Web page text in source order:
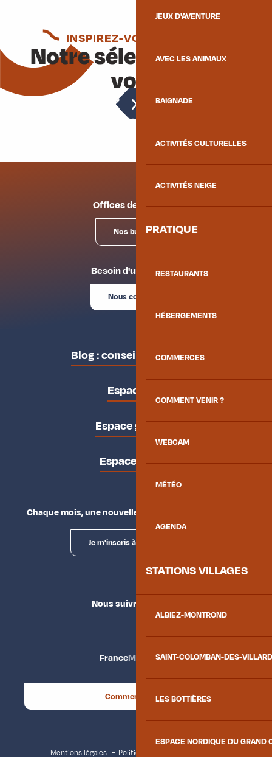
JEUX D'AVENTURE
AVEC LES ANIMAUX
BAIGNADE
ACTIVITÉS CULTURELLES
ACTIVITÉS NEIGE
PRATIQUE
RESTAURANTS
HÉBERGEMENTS
COMMERCES
COMMENT VENIR ?
WEBCAM
MÉTÉO
AGENDA
STATIONS VILLAGES
ALBIEZ-MONTROND
SAINT-COLOMBAN-DES-
LES BOTTIÈRES
ESPACE NORDIQUE DU GRAND
INSPIREZ-VOUS ENCORE
Notre sélection pour
vous
Activités culturelles
Offices de tourisme
Nos bureaux
Besoin d'un conseil ?
Nous contacter
Blog : conseils des locaux
Espace pro
Espace groupes
Espace presse
Chaque mois, une nouvelle façon d'explorer la vallée.
Je m'inscris à la newsletter
Nous suivre
FranceMaurienne
Comment venir ?
Mentions légales Politique de confidentialité